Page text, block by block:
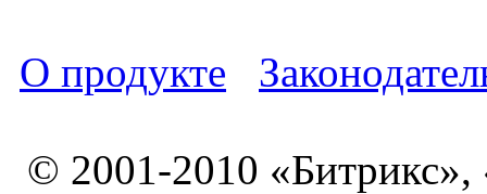
О продукте
© 2001-2010 «Битрикс»,